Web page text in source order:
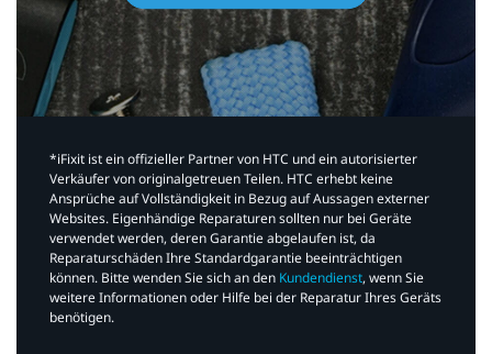
*iFixit ist ein offizieller Partner von HTC und ein autorisierter
Verkäufer von originalgetreuen Teilen. HTC erhebt keine
Ansprüche auf Vollständigkeit in Bezug auf Aussagen externer
Websites. Eigenhändige Reparaturen sollten nur bei Geräte
verwendet werden, deren Garantie abgelaufen ist, da
Reparaturschäden Ihre Standardgarantie beeinträchtigen
können. Bitte wenden Sie sich an den Kundendienst, wenn Sie
weitere Informationen oder Hilfe bei der Reparatur Ihres Geräts
benötigen.​